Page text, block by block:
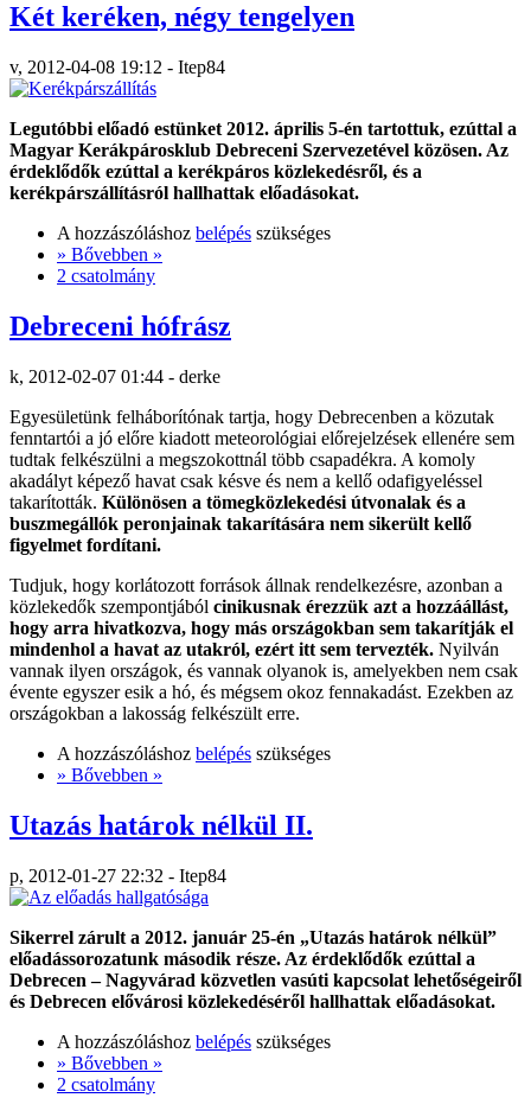
Két keréken, négy tengelyen
v, 2012-04-08 19:12 - Itep84
Legutóbbi előadó estünket 2012. április 5-én tartottuk, ezúttal a
Magyar Kerákpárosklub Debreceni Szervezetével közösen. Az
érdeklődők ezúttal a kerékpáros közlekedésről, és a
kerékpárszállításról hallhattak előadásokat.
A hozzászóláshoz belépés szükséges
» Bővebben »
2 csatolmány
Debreceni hófrász
k, 2012-02-07 01:44 - derke
Egyesületünk felháborítónak tartja, hogy Debrecenben a közutak
fenntartói a jó előre kiadott meteorológiai előrejelzések ellenére sem
tudtak felkészülni a megszokottnál több csapadékra. A komoly
akadályt képező havat csak késve és nem a kellő odafigyeléssel
takarították. Különösen a tömegközlekedési útvonalak és a
buszmegállók peronjainak takarítására nem sikerült kellő
figyelmet fordítani.
Tudjuk, hogy korlátozott források állnak rendelkezésre, azonban a
közlekedők szempontjából cinikusnak érezzük azt a hozzáállást,
hogy arra hivatkozva, hogy más országokban sem takarítják el
mindenhol a havat az utakról, ezért itt sem tervezték. Nyilván
vannak ilyen országok, és vannak olyanok is, amelyekben nem csak
évente egyszer esik a hó, és mégsem okoz fennakadást. Ezekben az
országokban a lakosság felkészült erre.
A hozzászóláshoz belépés szükséges
» Bővebben »
Utazás határok nélkül II.
p, 2012-01-27 22:32 - Itep84
Sikerrel zárult a 2012. január 25-én „Utazás határok nélkül”
előadássorozatunk második része. Az érdeklődők ezúttal a
Debrecen – Nagyvárad közvetlen vasúti kapcsolat lehetőségeiről
és Debrecen elővárosi közlekedéséről hallhattak előadásokat.
A hozzászóláshoz belépés szükséges
» Bővebben »
2 csatolmány